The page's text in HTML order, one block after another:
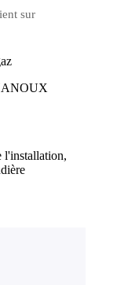
sur
l'installation,